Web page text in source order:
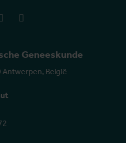
Geneeskunde
België
youtube